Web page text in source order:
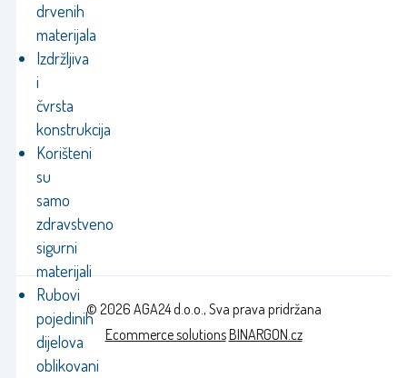
drvenih
materijala
Izdržljiva
i
čvrsta
konstrukcija
Korišteni
su
samo
zdravstveno
sigurni
materijali
Rubovi
pojedinih
dijelova
oblikovani
© 2026 AGA24 d.o.o., Sva prava pridržana
Ecommerce solutionsBINARGON.cz